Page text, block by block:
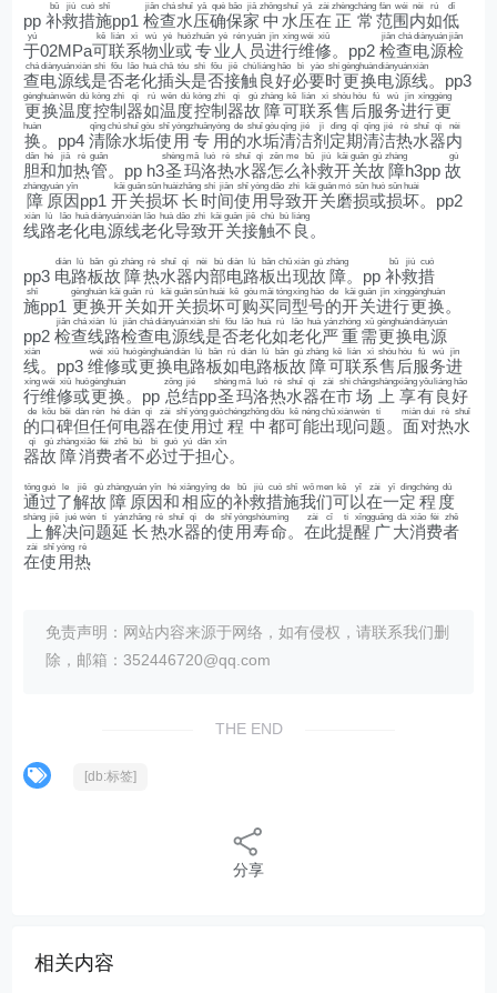
pp补
bǔ
救
jiù
措
cuò
施
shī
pp1检
jiǎn
查
chá
水
shuǐ
压
yā
确
què
保
bǎo
家
jiā
中
zhōng
水
shuǐ
压
yā
在
zài
正
zhèng
常
cháng
范
fàn
围
wéi
内
nèi
如
rú
低
dī
于
yú
02MPa可
kě
联
lián
系
xì
物
wù
业
yè
或
huò
专
zhuān
业
yè
人
rén
员
yuán
进
jìn
行
xíng
维
wéi
修
xiū
。pp2检
jiǎn
查
chá
电
diàn
源
yuán
检
jiǎn
查
chá
电
diàn
源
yuán
线
xiàn
是
shì
否
fǒu
老
lǎo
化
huà
插
chā
头
tóu
是
shì
否
fǒu
接
jiē
触
chù
良
liáng
好
hǎo
必
bì
要
yào
时
shí
更
gèng
换
huàn
电
diàn
源
yuán
线
xiàn
。pp3
更
gèng
换
huàn
温
wēn
度
dù
控
kòng
制
zhì
器
qì
如
rú
温
wēn
度
dù
控
kòng
制
zhì
器
qì
故
gù
障
zhàng
可
kě
联
lián
系
xì
售
shòu
后
hòu
服
fú
务
wù
进
jìn
行
xíng
更
gèng
换
huàn
。pp4清
qīng
除
chú
水
shuǐ
垢
gòu
使
shǐ
用
yòng
专
zhuān
用
yòng
的
de
水
shuǐ
垢
gòu
清
qīng
洁
jié
剂
jì
定
dìng
期
qī
清
qīng
洁
jié
热
rè
水
shuǐ
器
qì
内
nèi
胆
dǎn
和
hé
加
jiā
热
rè
管
guǎn
。pp h3圣
shèng
玛
mǎ
洛
luò
热
rè
水
shuǐ
器
qì
怎
zěn
么
me
补
bǔ
救
jiù
开
kāi
关
guān
故
gù
障
zhàng
h3pp故
gù
障
zhàng
原
yuán
因
yīn
pp1开
kāi
关
guān
损
sǔn
坏
huài
长
zhǎng
时
shí
间
jiān
使
shǐ
用
yòng
导
dǎo
致
zhì
开
kāi
关
guān
磨
mó
损
sǔn
或
huò
损
sǔn
坏
huài
。pp2
线
xiàn
路
lù
老
lǎo
化
huà
电
diàn
源
yuán
线
xiàn
老
lǎo
化
huà
导
dǎo
致
zhì
开
kāi
关
guān
接
jiē
触
chù
不
bù
良
liáng
。
pp3 电
diàn
路
lù
板
bǎn
故
gù
障
zhàng
热
rè
水
shuǐ
器
qì
内
nèi
部
bù
电
diàn
路
lù
板
bǎn
出
chū
现
xiàn
故
gù
障
zhàng
。pp补
bǔ
救
jiù
措
cuò
施
shī
pp1 更
gèng
换
huàn
开
kāi
关
guān
如
rú
开
kāi
关
guān
损
sǔn
坏
huài
可
kě
购
gòu
买
mǎi
同
tóng
型
xíng
号
hào
的
de
开
kāi
关
guān
进
jìn
行
xíng
更
gèng
换
huàn
。
pp2检
jiǎn
查
chá
线
xiàn
路
lù
检
jiǎn
查
chá
电
diàn
源
yuán
线
xiàn
是
shì
否
fǒu
老
lǎo
化
huà
如
rú
老
lǎo
化
huà
严
yán
重
zhòng
需
xū
更
gèng
换
huàn
电
diàn
源
yuán
线
xiàn
。pp3维
wéi
修
xiū
或
huò
更
gèng
换
huàn
电
diàn
路
lù
板
bǎn
如
rú
电
diàn
路
lù
板
bǎn
故
gù
障
zhàng
可
kě
联
lián
系
xì
售
shòu
后
hòu
服
fú
务
wù
进
jìn
行
xíng
维
wéi
修
xiū
或
huò
更
gèng
换
huàn
。pp 总
zǒng
结
jié
pp圣
shèng
玛
mǎ
洛
luò
热
rè
水
shuǐ
器
qì
在
zài
市
shì
场
chǎng
上
shàng
享
xiǎng
有
yǒu
良
liáng
好
hǎo
的
de
口
kǒu
碑
bēi
但
dàn
任
rèn
何
hé
电
diàn
器
qì
在
zài
使
shǐ
用
yòng
过
guò
程
chéng
中
zhōng
都
dōu
可
kě
能
néng
出
chū
现
xiàn
问
wèn
题
tí
。面
miàn
对
duì
热
rè
水
shuǐ
器
qì
故
gù
障
zhàng
消
xiāo
费
fèi
者
zhě
不
bù
必
bì
过
guò
于
yú
担
dān
心
xīn
。
通
tōng
过
guò
了
le
解
jiě
故
gù
障
zhàng
原
yuán
因
yīn
和
hé
相
xiāng
应
yīng
的
de
补
bǔ
救
jiù
措
cuò
施
shī
我
wǒ
们
men
可
kě
以
yǐ
在
zài
一
yī
定
dìng
程
chéng
度
dù
上
shàng
解
jiě
决
jué
问
wèn
题
tí
延
yán
长
zhǎng
热
rè
水
shuǐ
器
qì
的
de
使
shǐ
用
yòng
寿
shòu
命
mìng
。在
zài
此
cǐ
提
tí
醒
xǐng
广
guǎng
大
dà
消
xiāo
费
fèi
者
zhě
在
zài
使
shǐ
用
yòng
热
rè
免责声明：网站内容来源于网络，如有侵权，请联系我们删
除，邮箱：352446720@qq.com
THE END
[db:标签]
分享
相关内容